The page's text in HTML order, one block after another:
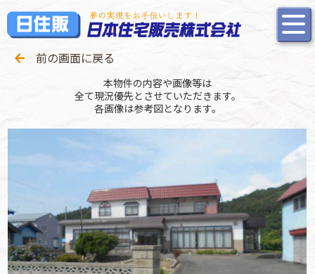
前の画面に戻る
本物件の内容や画像等は
全て現況優先とさせていただきます。
各画像は参考図となります。